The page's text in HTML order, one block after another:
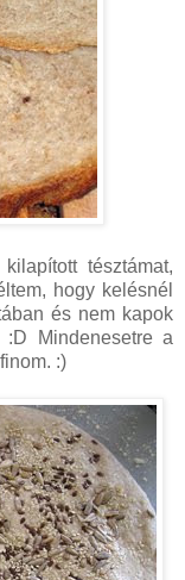
tésztámat,
hogy kelésnél
és nem kapok
:D Mindenesetre a
:)